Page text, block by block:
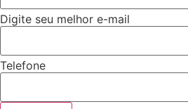
Digite seu melhor e-mail
Telefone